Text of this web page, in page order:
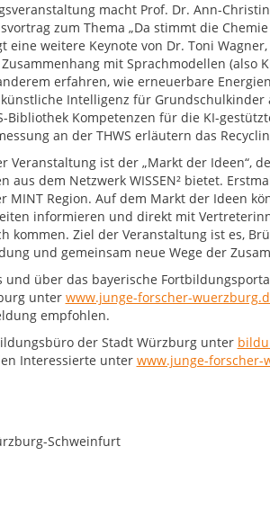
macht Prof. Dr. Ann-
zum Thema „Da stimmt die
eine weitere Keynote von Dr. Toni
mit Sprachmodellen (also
erfahren, wie erneuerbare
Intelligenz für Grundschulkinder
Bibliothek Kompetenzen für die KI-
an der THWS erläutern das
Veranstaltung ist der „Markt der Ideen“,
aus dem Netzwerk WISSEN² bietet.
MINT Region. Auf dem Markt der Ideen
informieren und direkt mit
kommen. Ziel der Veranstaltung ist es,
und gemeinsam neue Wege der
und über das bayerische
unter www.junge-forscher-
empfohlen.
der Stadt Würzburg unter
Interessierte unter www.junge-forscher-
Schweinfurt